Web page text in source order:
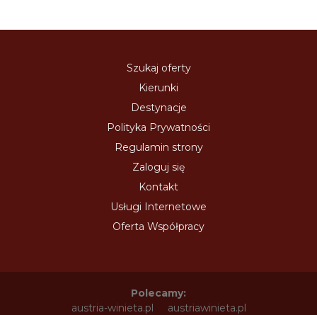
Szukaj oferty
Kierunki
Destynacje
Polityka Prywatności
Regulamin strony
Zaloguj się
Kontakt
Usługi Internetowe
Oferta Współpracy
Polecamy:
austria-winieta.pl
austriawinieta.pl